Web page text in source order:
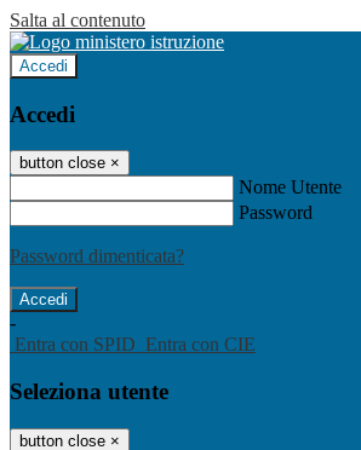
Salta al contenuto
Accedi
Accedi
button close ×
Nome Utente
Password
Password dimenticata?
-
Entra con SPID Entra con CIE
Seleziona utente
button close ×